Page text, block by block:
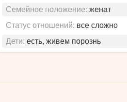
Семейное положение: женат
Статус отношений: все сложно
Дети: есть, живем порознь